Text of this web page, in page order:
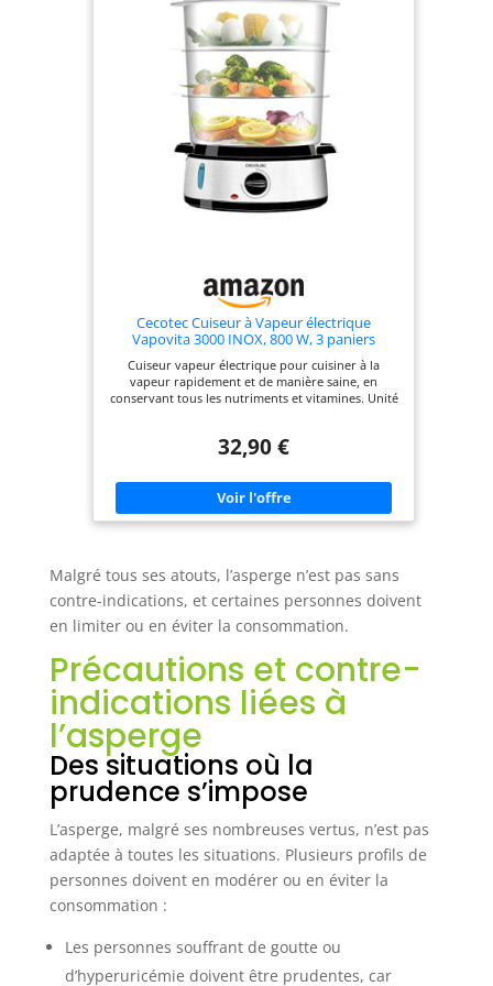
Cecotec Cuiseur à Vapeur électrique
Vapovita 3000 INOX, 800 W, 3 paniers
indépendants, Minuterie 60 Minutes,
Compatible Lave-Vaisselle.
Cuiseur vapeur électrique pour cuisiner à la
vapeur rapidement et de manière saine, en
conservant tous les nutriments et vitamines. Unité
à ses 3 paniers vapeurs, avec une capacité totale
pour faire cuire les œufs de manière plus
homogène. Tous les paniers vapeurs et le bol
spécial pour riz sont écologiques et sans BPA.
Indicateur de niveau d’eau avec grande visibilité
s’empiler et être rangés l’un dans l’autre, réduisant
ainsi l’espace de rangement du cuiseur vapeur.
Déconnexion automatique lorsque l’eau se
termine ou en fin de cuisson. Possède un système
témoin lumineux en cas d’atteinte de température
excessive. Fonction de maintien de la chaleur et
possède un collecteur de jus.
32,90 €
Malgré tous ses atouts, l’asperge n’est pas sans
contre-indications, et certaines personnes doivent
en limiter ou en éviter la consommation.
Précautions et contre-
indications liées à
l’asperge
Des situations où la
prudence s’impose
L’asperge, malgré ses nombreuses vertus, n’est pas
adaptée à toutes les situations. Plusieurs profils de
personnes doivent en modérer ou en éviter la
consommation :
Les personnes souffrant de goutte ou
d’hyperuricémie doivent être prudentes, car